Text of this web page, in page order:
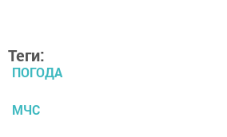
Теги:
ПОГОДА
МЧС